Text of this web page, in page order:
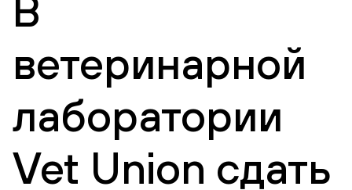
В
ветеринарной
лаборатории
Vet Union сдать